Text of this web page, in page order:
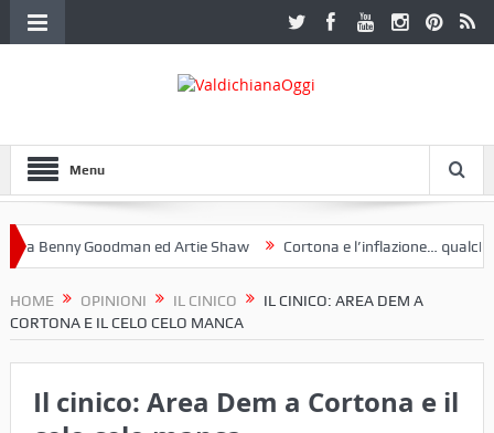
Menu
Benny Goodman ed Artie Shaw Cortona e l’inflazione… qualche
HOME OPINIONI IL CINICO
IL CINICO: AREA DEM A
CORTONA E IL CELO CELO MANCA
Il cinico: Area Dem a Cortona e il